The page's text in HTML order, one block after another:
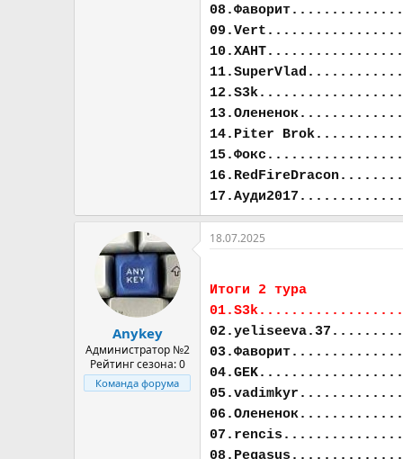
14.Piter
Anykey
Администратор №2
Рейтинг сезона: 0
Команда форума
18.07.2025
Итоги 2 тура